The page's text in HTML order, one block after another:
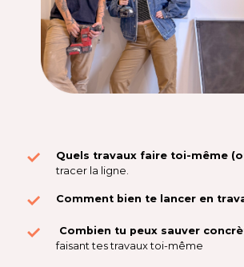
Quels travaux faire toi-même
tracer la ligne.
Comment bien te lancer en
Combien tu peux sauver
faisant tes travaux toi-même